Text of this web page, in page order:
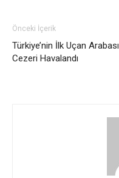
Önceki İçerik
Türkiye’nin İlk Uçan Arabası
Cezeri Havalandı